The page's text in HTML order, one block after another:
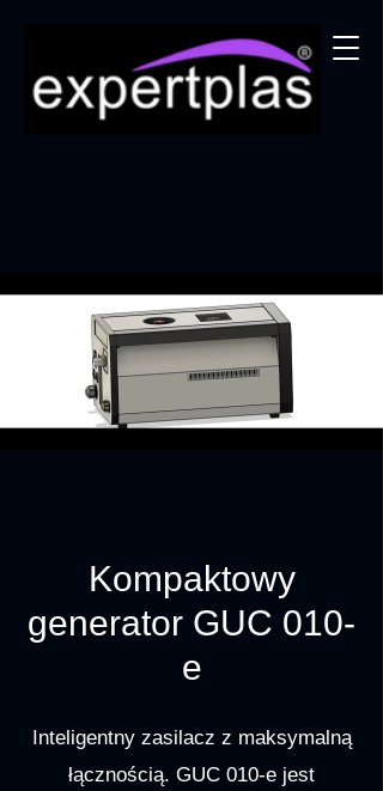
Kompaktowy
generator GUC 010-
e
Inteligentny zasilacz z maksymalną
łącznością. GUC 010-e jest